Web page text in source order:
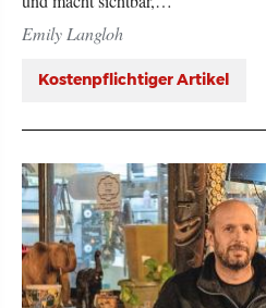
Emily Langloh
Kostenpflichtiger Artikel